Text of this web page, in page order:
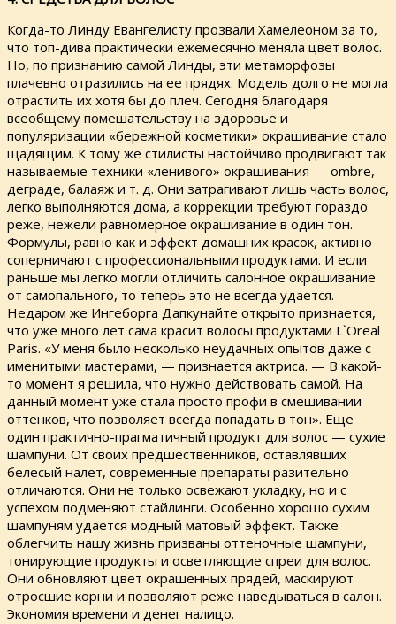
Когда-то Линду Евангелисту прозвали Хамелеоном за то,
что топ-дива практически ежемесячно меняла цвет волос.
Но, по признанию самой Линды, эти метаморфозы
плачевно отразились на ее прядях. Модель долго не могла
отрастить их хотя бы до плеч. Сегодня благодаря
всеобщему помешательству на здоровье и
популяризации «бережной косметики» окрашивание стало
щадящим. К тому же стилисты настойчиво продвигают так
называемые техники «ленивого» окрашивания — ombre,
деграде, балаяж и т. д. Они затрагивают лишь часть волос,
легко выполняются дома, а коррекции требуют гораздо
реже, нежели равномерное окрашивание в один тон.
Формулы, равно как и эффект домашних красок, активно
соперничают с профессиональными продуктами. И если
раньше мы легко могли отличить салонное окрашивание
от самопального, то теперь это не всегда удается.
Недаром же Ингеборга Дапкунайте открыто признается,
что уже много лет сама красит волосы продуктами L`Oreal
Paris. «У меня было несколько неудачных опытов даже с
именитыми мастерами, — признается актриса. — В какой-
то момент я решила, что нужно действовать самой. На
данный момент уже стала просто профи в смешивании
оттенков, что позволяет всегда попадать в тон». Еще
один практично-прагматичный продукт для волос — сухие
шампуни. От своих предшественников, оставлявших
белесый налет, современные препараты разительно
отличаются. Они не только освежают укладку, но и с
успехом подменяют стайлинги. Особенно хорошо сухим
шампуням удается модный матовый эффект. Также
облегчить нашу жизнь призваны оттеночные шампуни,
тонирующие продукты и осветляющие спреи для волос.
Они обновляют цвет окрашенных прядей, маскируют
отросшие корни и позволяют реже наведываться в салон.
Экономия времени и денег налицо.